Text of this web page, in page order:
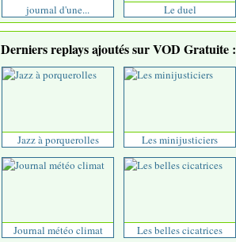
journal d'une...
Le duel
Derniers replays ajoutés sur VOD Gratuite :
Jazz à porquerolles Les minijusticiers
Journal météo climat Les belles cicatrices